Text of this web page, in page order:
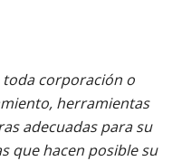
corporación o
herramientas
adecuadas para su
que hacen posible su